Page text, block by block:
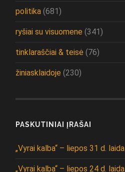
politika (681)
ryšiai su visuomene (341)
tinklaraščiai & teisė (76)
žiniasklaidoje (230)
PASKUTINIAI ĮRAŠAI
„Vyrai kalba“ – liepos 31 d. laida
„Vyrai kalba“ – liepos 24 d. laida